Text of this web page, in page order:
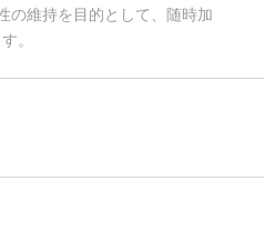
の維持を目的として、随時加
。